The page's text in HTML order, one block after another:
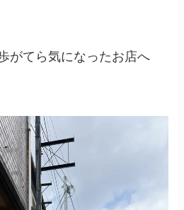
がてら気になったお店へ